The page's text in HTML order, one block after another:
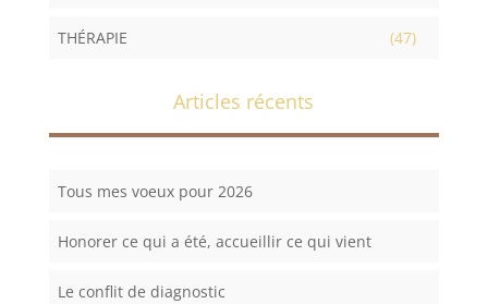
THÉRAPIE (47)
Articles récents
Tous mes voeux pour 2026
Honorer ce qui a été, accueillir ce qui vient
Le conflit de diagnostic